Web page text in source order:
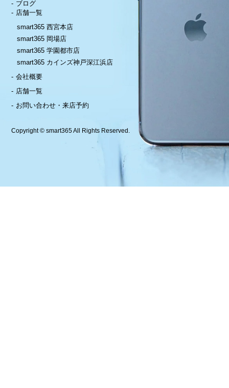
ブログ
店舗一覧
smart365 西宮本店
smart365 岡場店
smart365 学園都市店
smart365 カインズ神戸深江浜店
会社概要
店舗一覧
お問い合わせ・来店予約
Copyright © smart365 All Rights Reserved.